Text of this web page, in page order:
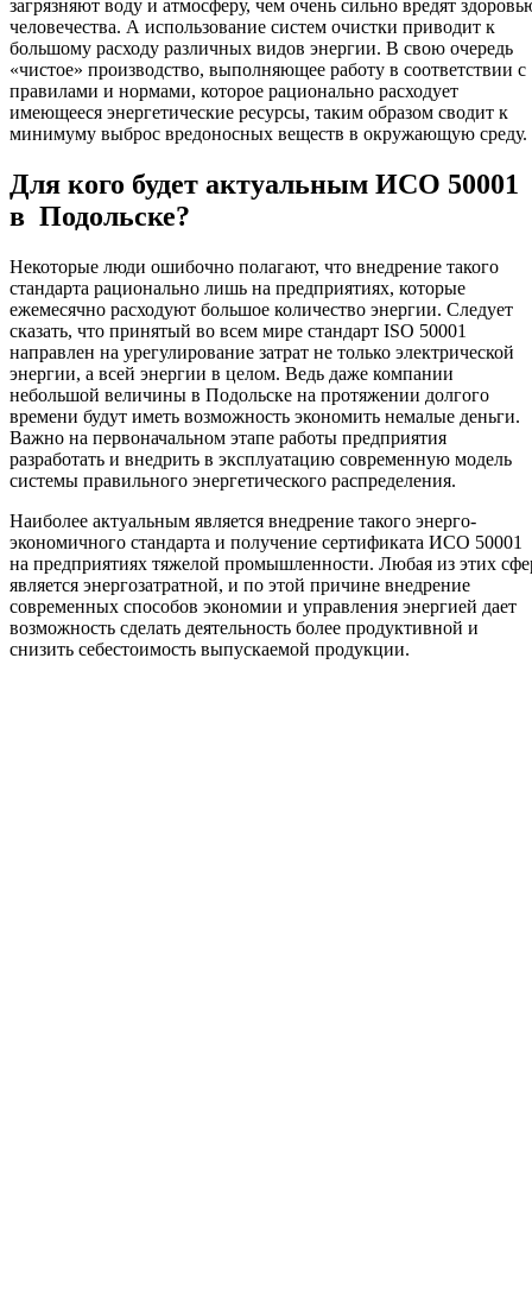
загрязняют воду и атмосферу, чем очень сильно вредят
человечества. А использование систем очистки приводит к
большому расходу различных видов энергии. В свою очередь
«чистое» производство, выполняющее работу в соответствии с
правилами и нормами, которое рационально расходует
имеющееся энергетические ресурсы, таким образом сводит к
минимуму выброс вредоносных веществ в окружающую среду.
Для кого будет актуальным ИСО 50001
в Подольске?
Некоторые люди ошибочно полагают, что внедрение такого
стандарта рационально лишь на предприятиях, которые
ежемесячно расходуют большое количество энергии. Следует
сказать, что принятый во всем мире стандарт ISO 50001
направлен на урегулирование затрат не только электрической
энергии, а всей энергии в целом. Ведь даже компании
небольшой величины в Подольске на протяжении долгого
времени будут иметь возможность экономить немалые деньги.
Важно на первоначальном этапе работы предприятия
разработать и внедрить в эксплуатацию современную модель
системы правильного энергетического распределения.
Наиболее актуальным является внедрение такого энерго-
экономичного стандарта и получение сертификата ИСО 50001
на предприятиях тяжелой промышленности. Любая из этих
является энергозатратной, и по этой причине внедрение
современных способов экономии и управления энергией дает
возможность сделать деятельность более продуктивной и
снизить себестоимость выпускаемой продукции.